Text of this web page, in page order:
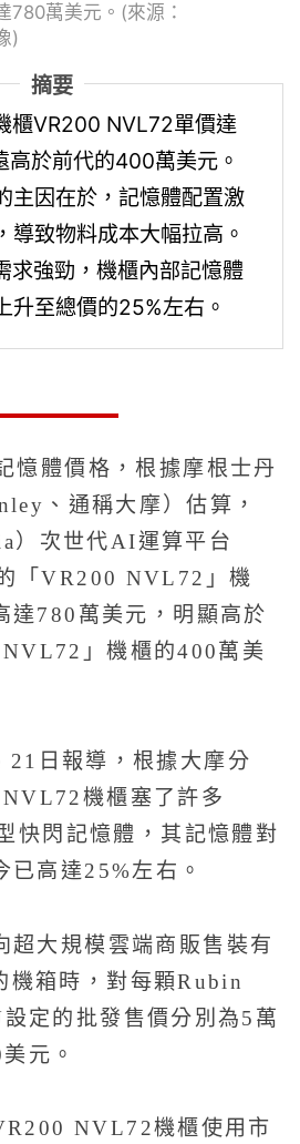
780萬美元。(來源：
)
摘要
櫃VR200 NVL72單價達
於前代的400萬美元。
主因在於，記憶體配置激
導致物料成本大幅拉高。
求強勁，機櫃內部記憶體
升至總價的25%左右。
憶體價格，根據摩根士丹
、通稱大摩）估算，
）次世代AI運算平台
「VR200 NVL72」機
達780萬美元，明顯高於
」機櫃的400萬美
日報導，根據大摩分
機櫃塞了許多
快閃記憶體，其記憶體對
已高達25%左右。
超大規模雲端商販售裝有
箱時，對每顆Rubin
定的批發售價分別為5萬
元。
NVL72機櫃使用市